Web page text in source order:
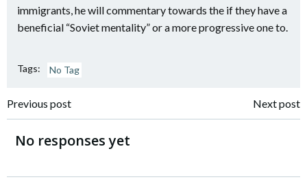
immigrants, he will commentary towards the if they have a
beneficial “Soviet mentality” or a more progressive one to.
Tags: No Tag
Navigazione
articoli
Previous post
Navigazione
Next post
No responses yet